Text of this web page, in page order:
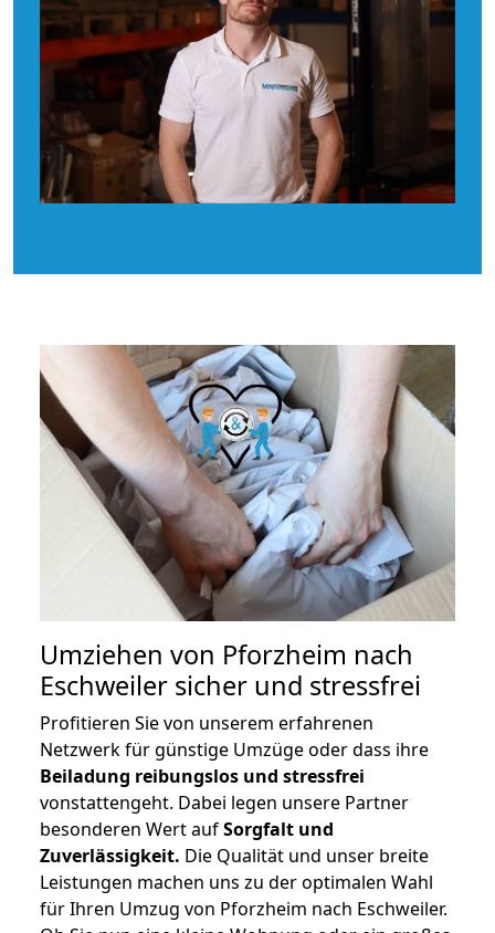
Umziehen von Pforzheim nach
Eschweiler sicher und stressfrei
Profitieren Sie von unserem erfahrenen
Netzwerk für günstige Umzüge oder dass ihre
Beiladung reibungslos und stressfrei
vonstattengeht. Dabei legen unsere Partner
besonderen Wert aufSorgfalt und
Zuverlässigkeit. Die Qualität und unser breite
Leistungen machen uns zu der optimalen Wahl
für Ihren Umzug von Pforzheim nach Eschweiler.